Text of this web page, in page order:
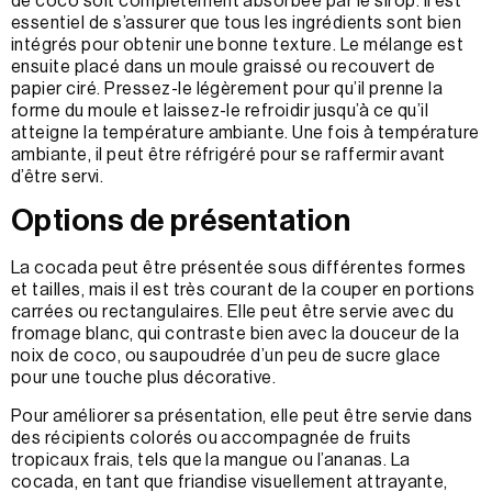
essentiel de s’assurer que tous les ingrédients sont bien
intégrés pour obtenir une bonne texture. Le mélange est
ensuite placé dans un moule graissé ou recouvert de
papier ciré. Pressez-le légèrement pour qu’il prenne la
forme du moule et laissez-le refroidir jusqu’à ce qu’il
atteigne la température ambiante. Une fois à température
ambiante, il peut être réfrigéré pour se raffermir avant
d’être servi.
Options de présentation
La cocada peut être présentée sous différentes formes
et tailles, mais il est très courant de la couper en portions
carrées ou rectangulaires. Elle peut être servie avec du
fromage blanc, qui contraste bien avec la douceur de la
noix de coco, ou saupoudrée d’un peu de sucre glace
pour une touche plus décorative.
Pour améliorer sa présentation, elle peut être servie dans
des récipients colorés ou accompagnée de fruits
tropicaux frais, tels que la mangue ou l’ananas. La
cocada, en tant que friandise visuellement attrayante,